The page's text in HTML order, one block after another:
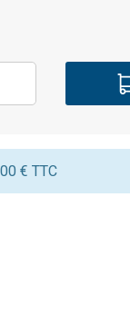
€ TTC